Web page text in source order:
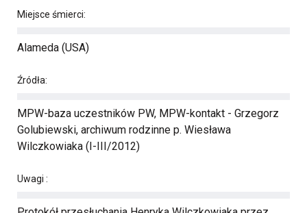
Miejsce śmierci:
Alameda (USA)
Źródła:
MPW-baza uczestników PW, MPW-kontakt - Grzegorz
Golubiewski, archiwum rodzinne p. Wiesława
Wilczkowiaka (I-III/2012)
Uwagi :